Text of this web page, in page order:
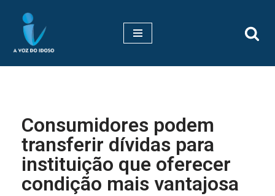
Pular
para
Consumidores podem
transferir dívidas para
instituição que oferecer
condição mais vantajosa